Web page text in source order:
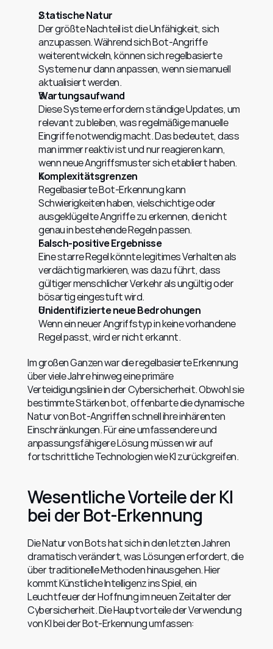
Statische Natur
Der größte Nachteil ist die Unfähigkeit, sich
anzupassen. Während sich Bot-Angriffe
weiterentwickeln, können sich regelbasierte
Systeme nur dann anpassen, wenn sie manuell
aktualisiert werden.
Wartungsaufwand
Diese Systeme erfordern ständige Updates, um
relevant zu bleiben, was regelmäßige manuelle
Eingriffe notwendig macht. Das bedeutet, dass
man immer reaktiv ist und nur reagieren kann,
wenn neue Angriffsmuster sich etabliert haben.
Komplexitätsgrenzen
Regelbasierte Bot-Erkennung kann
Schwierigkeiten haben, vielschichtige oder
ausgeklügelte Angriffe zu erkennen, die nicht
genau in bestehende Regeln passen.
Falsch-positive Ergebnisse
Eine starre Regel könnte legitimes Verhalten als
verdächtig markieren, was dazu führt, dass
gültiger menschlicher Verkehr als ungültig oder
bösartig eingestuft wird.
Unidentifizierte neue Bedrohungen
Wenn ein neuer Angriffstyp in keine vorhandene
Regel passt, wird er nicht erkannt.
Im großen Ganzen war die regelbasierte Erkennung
über viele Jahre hinweg eine primäre
Verteidigungslinie in der Cybersicherheit. Obwohl sie
bestimmte Stärken bot, offenbarte die dynamische
Natur von Bot-Angriffen schnell ihre inhärenten
Einschränkungen. Für eine umfassendere und
anpassungsfähigere Lösung müssen wir auf
fortschrittliche Technologien wie KI zurückgreifen.
Wesentliche Vorteile der KI
bei der Bot-Erkennung
Die Natur von Bots hat sich in den letzten Jahren
dramatisch verändert, was Lösungen erfordert, die
über traditionelle Methoden hinausgehen. Hier
kommt Künstliche Intelligenz ins Spiel, ein
Leuchtfeuer der Hoffnung im neuen Zeitalter der
Cybersicherheit. Die Hauptvorteile der Verwendung
von KI bei der Bot-Erkennung umfassen: